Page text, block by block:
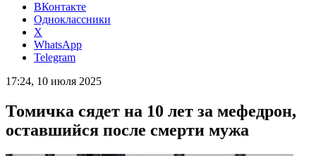
ВКонтакте
Одноклассники
X
WhatsApp
Telegram
17:24, 10 июля 2025
Томичка сядет на 10 лет за мефедрон,
оставшийся после смерти мужа